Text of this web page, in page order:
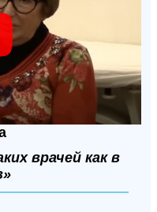
врачей как в